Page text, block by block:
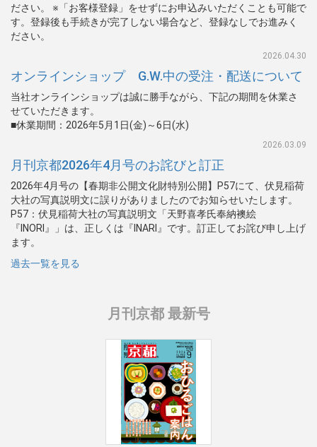
ださい。 ※「お客様登録」をせずにお申込みいただくことも可能で
す。登録後も手続きが完了しない場合など、登録なしでお進みく
ださい。
2026.04.30
オンラインショップ G.W.中の受注・配送について
当社オンラインショップは誠に勝手ながら、下記の期間を休業さ
せていただきます。
■休業期間：2026年5月1日(金)～6日(水)
2026.03.09
月刊京都2026年4月号のお詫びと訂正
2026年4月号の【春期非公開文化財特別公開】P57にて、伏見稲荷
大社の写真説明文に誤りがありましたのでお知らせいたします。
P57：伏見稲荷大社の写真説明文「天野喜孝氏奉納襖絵
『INORI』」は、正しくは『INARI』です。訂正してお詫び申し上げ
ます。
過去一覧を見る
月刊京都 最新号